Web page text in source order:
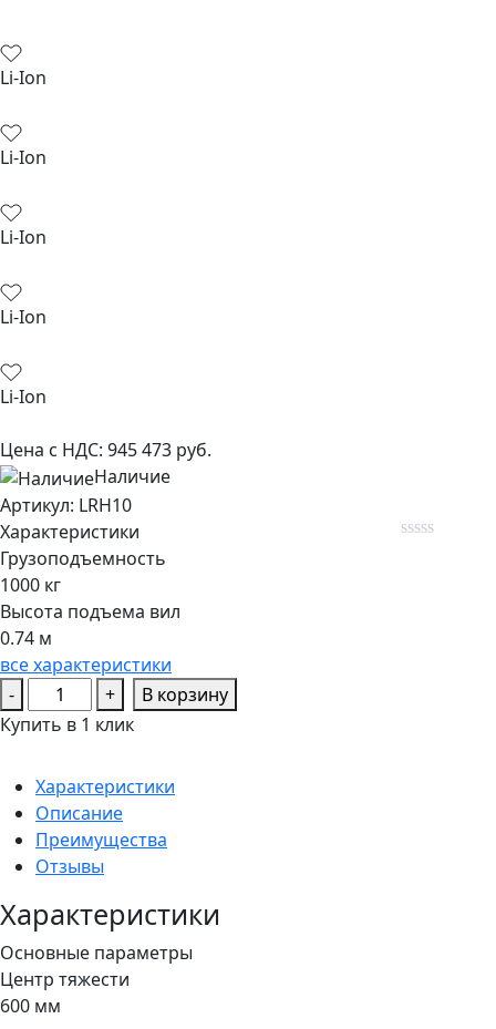
Li-Ion
Li-Ion
Li-Ion
Li-Ion
Li-Ion
Цена с НДС: 945 473 руб.
Наличие
Aртикул: LRH10
Характеристики
Грузоподъемность
1000 кг
Высота подъема вил
0.74 м
все характеристики
-
Количество
товара
PROLIFT
PRO
LRH10
+
В корзину
Купить в 1 клик
Характеристики
Описание
Преимущества
Отзывы
Характеристики
Основные параметры
Центр тяжести
600 мм